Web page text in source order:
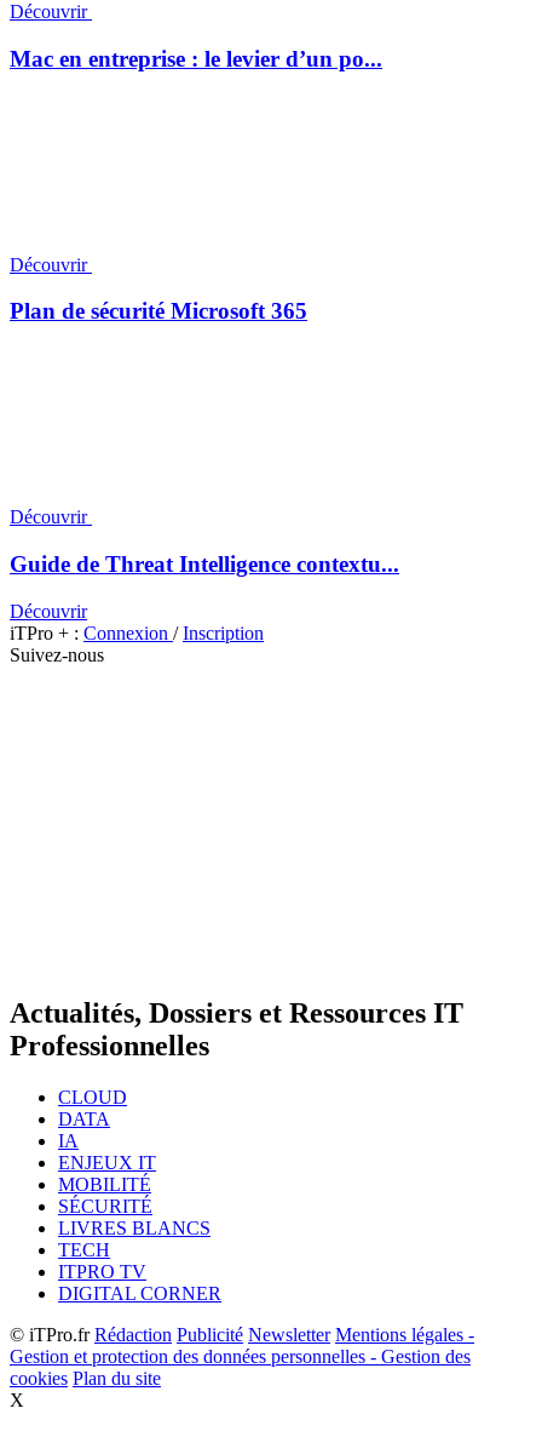
Découvrir
Mac en entreprise : le levier d’un po...
Découvrir
Plan de sécurité Microsoft 365
Découvrir
Guide de Threat Intelligence contextu...
Découvrir
iTPro + : Connexion /Inscription
Suivez-nous
Actualités, Dossiers et Ressources IT
Professionnelles
CLOUD
DATA
IA
ENJEUX IT
MOBILITÉ
SÉCURITÉ
LIVRES BLANCS
TECH
ITPRO TV
DIGITAL CORNER
© iTPro.frRédaction Publicité Newsletter Mentions légales -
Gestion et protection des données personnelles - Gestion des
cookies Plan du site
X